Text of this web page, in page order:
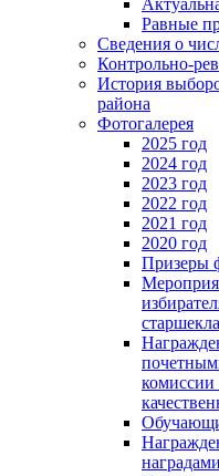
Равные
Сведения о
Контрольно-
История
района
Фотогалерея
2025 год
2024 год
2023 год
2022 год
2021 год
2020 год
Призеры
комиссии